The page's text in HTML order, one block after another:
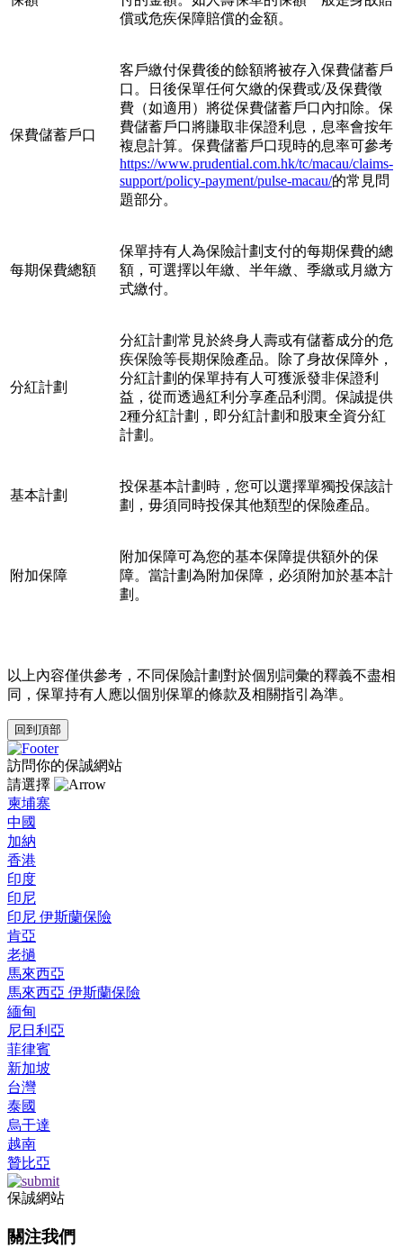
償或危疾保障賠償的金額。
保費儲蓄戶口
客戶繳付保費後的餘額將被存入保費儲蓄戶
口。日後保單任何欠繳的保費或/及保費徵
費（如適用）將從保費儲蓄戶口內扣除。保
費儲蓄戶口將賺取非保證利息，息率會按年
複息計算。保費儲蓄戶口現時的息率可參考
https://www.prudential.com.hk/tc/macau/claims-
support/policy-payment/pulse-macau/的常見問
題部分。
每期保費總額
保單持有人為保險計劃支付的每期保費的總
額，可選擇以年繳、半年繳、季繳或月繳方
式繳付。
分紅計劃
分紅計劃常見於終身人壽或有儲蓄成分的危
疾保險等長期保險產品。除了身故保障外，
分紅計劃的保單持有人可獲派發非保證利
益，從而透過紅利分享產品利潤。保誠提供
2種分紅計劃，即分紅計劃和股東全資分紅
計劃。
基本計劃
投保基本計劃時，您可以選擇單獨投保該計
劃，毋須同時投保其他類型的保險產品。
附加保障
附加保障可為您的基本保障提供額外的保
障。當計劃為附加保障，必須附加於基本計
劃。
以上內容僅供參考，不同保險計劃對於個別詞彙的釋義不盡相
同，保單持有人應以個別保單的條款及相關指引為準。
回到頂部
訪問你的保誠網站
請選擇
柬埔寨
中國
加納
香港
印度
印尼
印尼 伊斯蘭保險
肯亞
老撾
馬來西亞
馬來西亞 伊斯蘭保險
緬甸
尼日利亞
菲律賓
新加坡
台灣
泰國
烏干達
越南
贊比亞
保誠網站
關注我們